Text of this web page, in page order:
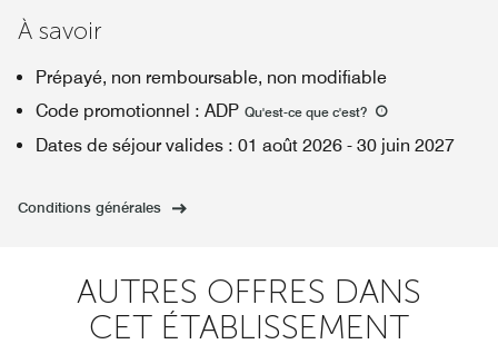
À savoir
Prépayé, non remboursable, non modifiable
Code promotionnel : ADP Qu'est-ce que c'est?
Dates de séjour valides : 01 août 2026 - 30 juin 2027
Conditions générales
AUTRES OFFRES DANS
CET ÉTABLISSEMENT